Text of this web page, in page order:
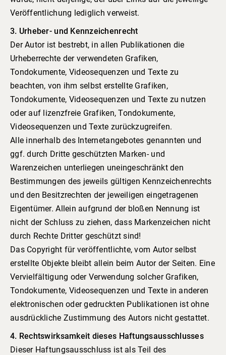
Veröffentlichung lediglich verweist.
3. Urheber- und Kennzeichenrecht
Der Autor ist bestrebt, in allen Publikationen die
Urheberrechte der verwendeten Grafiken,
Tondokumente, Videosequenzen und Texte zu
beachten, von ihm selbst erstellte Grafiken,
Tondokumente, Videosequenzen und Texte zu nutzen
oder auf lizenzfreie Grafiken, Tondokumente,
Videosequenzen und Texte zurückzugreifen.
Alle innerhalb des Internetangebotes genannten und
ggf. durch Dritte geschützten Marken- und
Warenzeichen unterliegen uneingeschränkt den
Bestimmungen des jeweils gültigen Kennzeichenrechts
und den Besitzrechten der jeweiligen eingetragenen
Eigentümer. Allein aufgrund der bloßen Nennung ist
nicht der Schluss zu ziehen, dass Markenzeichen nicht
durch Rechte Dritter geschützt sind!
Das Copyright für veröffentlichte, vom Autor selbst
erstellte Objekte bleibt allein beim Autor der Seiten. Eine
Vervielfältigung oder Verwendung solcher Grafiken,
Tondokumente, Videosequenzen und Texte in anderen
elektronischen oder gedruckten Publikationen ist ohne
ausdrückliche Zustimmung des Autors nicht gestattet.
4. Rechtswirksamkeit dieses Haftungsausschlusses
Dieser Haftungsausschluss ist als Teil des